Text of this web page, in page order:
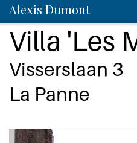
Alexis Dumont
Villa 'Les
Visserslaan 3
La Panne